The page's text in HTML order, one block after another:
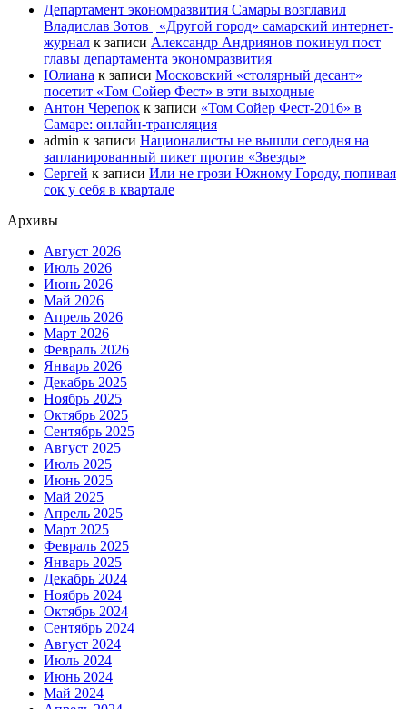
Департамент экономразвития Самары возглавил
Владислав Зотов | «Другой город» самарский интернет-
журнал к записи Александр Андриянов покинул пост
главы департамента экономразвития
Юлиана к записи Московский «столярный десант»
посетит «Том Сойер Фест» в эти выходные
Антон Черепок к записи «Том Сойер Фест-2016» в
Самаре: онлайн-трансляция
admin к записи Националисты не вышли сегодня на
запланированный пикет против «Звезды»
Сергей к записи Или не грози Южному Городу, попивая
сок у себя в квартале
Архивы
Август 2026
Июль 2026
Июнь 2026
Май 2026
Апрель 2026
Март 2026
Февраль 2026
Январь 2026
Декабрь 2025
Ноябрь 2025
Октябрь 2025
Сентябрь 2025
Август 2025
Июль 2025
Июнь 2025
Май 2025
Апрель 2025
Март 2025
Февраль 2025
Январь 2025
Декабрь 2024
Ноябрь 2024
Октябрь 2024
Сентябрь 2024
Август 2024
Июль 2024
Июнь 2024
Май 2024